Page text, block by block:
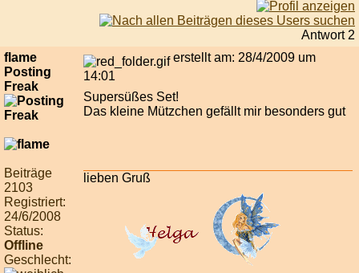
Antwort 2
flame
Posting
Freak
Beiträge
2103
Registriert:
24/6/2008
Status:
Offline
Geschlecht:
erstellt am: 28/4/2009 um
14:01
Supersüßes Set!
Das kleine Mützchen gefällt mir besonders gut
lieben Gruß